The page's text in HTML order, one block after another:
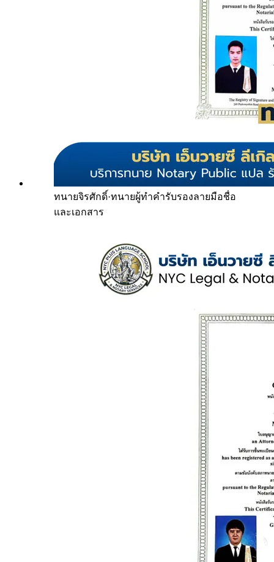
ทนายจิรศักดิ์·ทนายผู้ทำคำรับรองลายมือชื่อ
และเอกสาร